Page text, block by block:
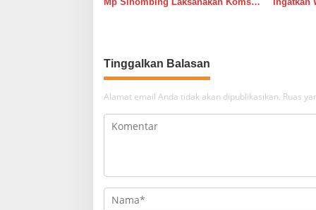
Tinggalkan Balasan
Alamat email Anda tidak akan dipublikasikan. Ruas